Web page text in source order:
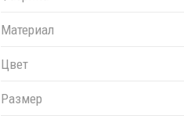
Материал
Цвет
Размер